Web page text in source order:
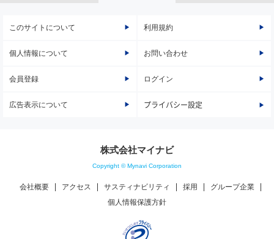
このサイトについて 利用規約
個人情報について お問い合わせ
会員登録 ログイン
広告表示について プライバシー設定
株式会社マイナビ
Copyright © Mynavi Corporation
会社概要 アクセス サスティナビリティ 採用
グループ企業
個人情報保護方針